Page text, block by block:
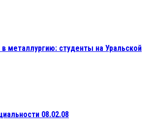
металлургию: студенты на Уральской
08.02.08